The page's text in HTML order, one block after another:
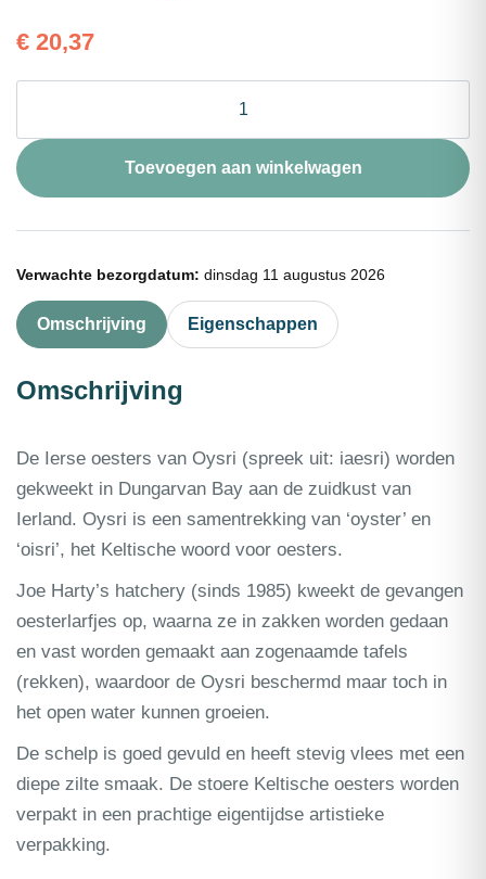
€ 20,37
nr2
12st
aantal
Toevoegen aan winkelwagen
Verwachte bezorgdatum: dinsdag 11 augustus 2026
Omschrijving Eigenschappen
Omschrijving
De Ierse oesters van Oysri (spreek uit: iaesri) worden
gekweekt in Dungarvan Bay aan de zuidkust van
Ierland. Oysri is een samentrekking van ‘oyster’ en
‘oisri’, het Keltische woord voor oesters.
Joe Harty’s hatchery (sinds 1985) kweekt de gevangen
oesterlarfjes op, waarna ze in zakken worden gedaan
en vast worden gemaakt aan zogenaamde tafels
(rekken), waardoor de Oysri beschermd maar toch in
het open water kunnen groeien.
De schelp is goed gevuld en heeft stevig vlees met een
diepe zilte smaak. De stoere Keltische oesters worden
verpakt in een prachtige eigentijdse artistieke
verpakking.